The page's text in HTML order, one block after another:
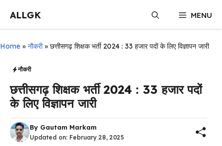
content
ALLGK MENU
Home » नौकरी» छत्तीसगढ़ शिक्षक भर्ती 2024 : 33 हजार पदों के लिए विज्ञापन जारी
नौकरी
छत्तीसगढ़ शिक्षक भर्ती 2024 : 33 हजार पदों
के लिए विज्ञापन जारी
By Gautam Markam
Updated on: February 28, 2025